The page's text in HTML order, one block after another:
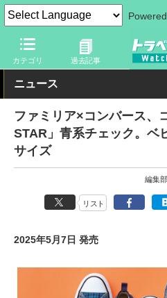
カテゴリ 過去記事
トラベル Watch 旅のアイテム
ニュース
ファミリア×コンバース、
STAR」青系チェック。ベ
サイズ
編集
リスト
2025年5月7日 発売